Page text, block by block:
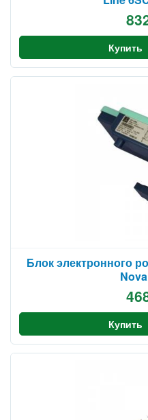
Купить
Блок электронного
Купить